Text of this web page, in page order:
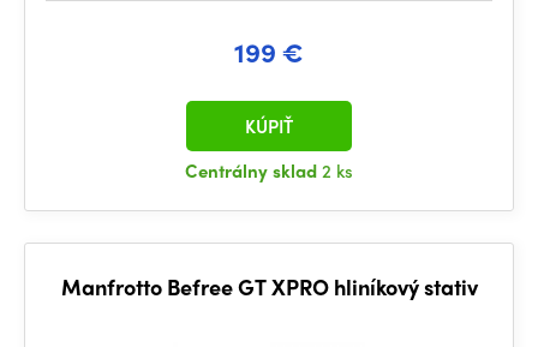
199 €
Centrálny sklad2 ks
KÚPIŤ
Manfrotto Befree GT XPRO hliníkový stativ